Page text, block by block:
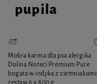
pupila
Mokra karma dla psa alergika
Dolina Noteci Premium Pure
bogata w indyka z ziemniakami
zestaw 6 x 800 g